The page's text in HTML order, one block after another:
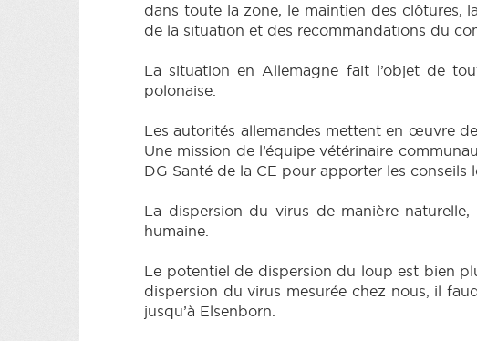
dans toute la zone, le maintien des clôtures,
de la situation et des recommandations du
La situation en Allemagne fait l’objet de
polonaise.
Les autorités allemandes mettent en œuvre
Une mission de l’équipe vétérinaire
DG Santé de la CE pour apporter les
La dispersion du virus de manière
humaine.
Le potentiel de dispersion du loup est bien
dispersion du virus mesurée chez nous, il
jusqu’à Elsenborn.